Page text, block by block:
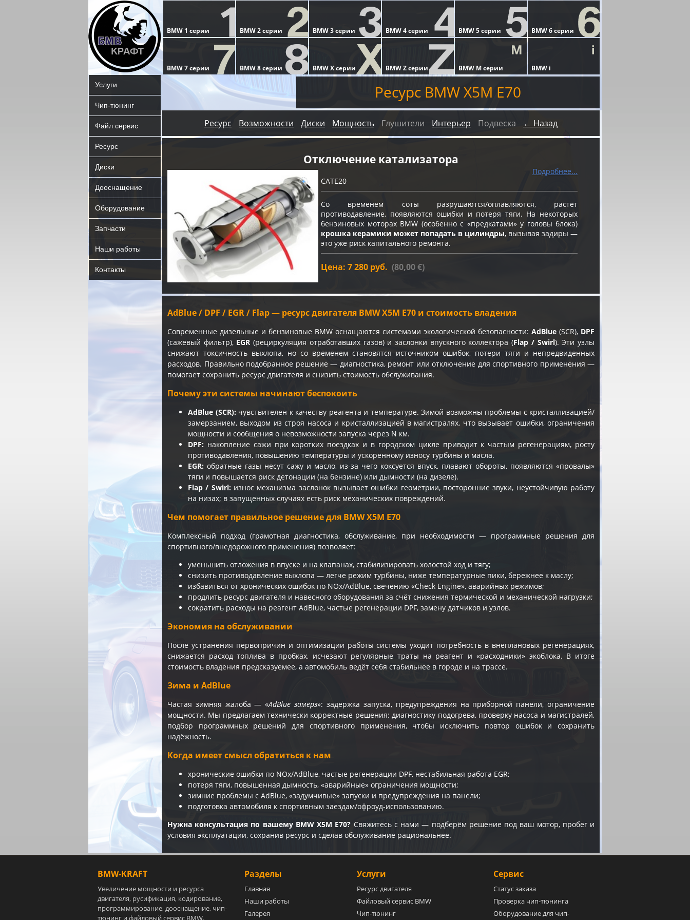
Услуги
Чип-тюнинг
Файл сервис
Ресурс
Диски
Дооснащение
Оборудование
Запчасти
Наши работы
Контакты
Ресурс BMW X5M E70
Ресурс Возможности Диски Мощность Глушители Интерьер Подвеска ← Назад
Отключение катализатора
Подробнее...
CATE20
Со временем соты разрушаются/оплавляются, растёт
противодавление, появляются ошибки и потеря тяги. На некоторых
бензиновых моторах BMW (особенно с «предкатами» у головы блока)
крошка керамики может попадать в цилиндры, вызывая задиры —
это уже риск капитального ремонта.
Цена: 7 280 руб. (80,00 €)
AdBlue / DPF / EGR / Flap — ресурс двигателя BMW X5M E70 и стоимость владения
Современные дизельные и бензиновые BMW оснащаются системами экологической безопасности: AdBlue (SCR), DPF
(сажевый фильтр), EGR (рециркуляция отработавших газов) и заслонки впускного коллектора (Flap / Swirl). Эти узлы
снижают токсичность выхлопа, но со временем становятся источником ошибок, потери тяги и непредвиденных
расходов. Правильно подобранное решение — диагностика, ремонт или отключение для спортивного применения —
помогает сохранить ресурс двигателя и снизить стоимость обслуживания.
Почему эти системы начинают беспокоить
AdBlue (SCR): чувствителен к качеству реагента и температуре. Зимой возможны проблемы с кристаллизацией/
замерзанием, выходом из строя насоса и кристаллизацией в магистралях, что вызывает ошибки, ограничения
мощности и сообщения о невозможности запуска через N км.
DPF: накопление сажи при коротких поездках и в городском цикле приводит к частым регенерациям, росту
противодавления, повышению температуры и ускоренному износу турбины и масла.
EGR: обратные газы несут сажу и масло, из-за чего коксуется впуск, плавают обороты, появляются «провалы»
тяги и повышается риск детонации (на бензине) или дымности (на дизеле).
Flap / Swirl:износ механизма заслонок вызывает ошибки геометрии, посторонние звуки, неустойчивую работу
на низах; в запущенных случаях есть риск механических повреждений.
Чем помогает правильное решение для BMW X5M E70
Комплексный подход (грамотная диагностика, обслуживание, при необходимости — программные решения для
спортивного/внедорожного применения) позволяет:
уменьшить отложения в впуске и на клапанах, стабилизировать холостой ход и тягу;
снизить противодавление выхлопа — легче режим турбины, ниже температурные пики, бережнее к маслу;
избавиться от хронических ошибок по NOx/AdBlue, свечению «Check Engine», аварийных режимов;
продлить ресурс двигателя и навесного оборудования за счёт снижения термической и механической нагрузки;
сократить расходы на реагент AdBlue, частые регенерации DPF, замену датчиков и узлов.
Экономия на обслуживании
После устранения первопричин и оптимизации работы системы уходит потребность в внеплановых регенерациях,
снижается расход топлива в пробках, исчезают регулярные траты на реагент и «расходники» экоблока. В итоге
стоимость владения предсказуемее, а автомобиль ведёт себя стабильнее в городе и на трассе.
Зима и AdBlue
Частая зимняя жалоба — «AdBlue замёрз»: задержка запуска, предупреждения на приборной панели, ограничение
мощности. Мы предлагаем технически корректные решения: диагностику подогрева, проверку насоса и магистралей,
подбор программных решений для спортивного применения, чтобы исключить повтор ошибок и сохранить
надёжность.
Когда имеет смысл обратиться к нам
хронические ошибки по NOx/AdBlue, частые регенерации DPF, нестабильная работа EGR;
потеря тяги, повышенная дымность, «аварийные» ограничения мощности;
зимние проблемы с AdBlue, «задумчивые» запуски и предупреждения на панели;
подготовка автомобиля к спортивным заездам/офроуд-использованию.
Нужна консультация по вашему BMW X5M E70? Свяжитесь с нами — подберём решение под ваш мотор, пробег и
условия эксплуатации, сохранив ресурс и сделав обслуживание рациональнее.
BMW-KRAFT
Увеличение мощности и ресурса
двигателя, русификация, кодирование,
программирование, дооснащение, чип-
тюнинг и файловый сервис BMW.
Разделы
Главная
Наши работы
Галерея
Услуги
Ресурс двигателя
Файловый сервис BMW
Чип-тюнинг
Сервис
Статус заказа
Проверка чип-тюнинга
Оборудование для чип-